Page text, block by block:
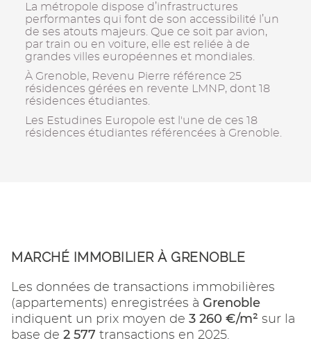
La métropole dispose d’infrastructures
performantes qui font de son accessibilité l’un
de ses atouts majeurs. Que ce soit par avion,
par train ou en voiture, elle est reliée à de
grandes villes européennes et mondiales.
À Grenoble, Revenu Pierre référence 25
résidences gérées en revente LMNP, dont 18
résidences étudiantes.
Les Estudines Europole est l'une de ces 18
résidences étudiantes référencées à Grenoble.
MARCHÉ IMMOBILIER À GRENOBLE
Les données de transactions immobilières
(appartements) enregistrées à Grenoble
indiquent un prix moyen de 3 260 €/m² sur la
base de 2 577 transactions en 2025.